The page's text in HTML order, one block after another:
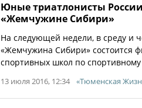
Юные триатлонисты
«Жемчужине Сибири»
На следующей недели, в среду и
«Жемчужина Сибири» состоится
спортивных школ по
13 июля 2016, 12:34 «Тюменская